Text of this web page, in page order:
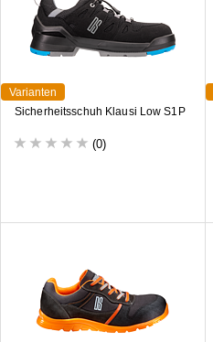
Varianten
Sicherheitsschuh Klausi Low S1P
(0)